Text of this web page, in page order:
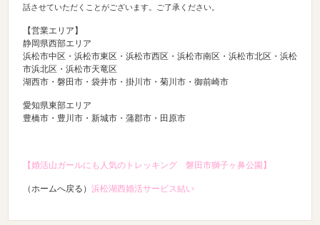
話させていただくことがございます。ご了承ください。
【営業エリア】
静岡県西部エリア
浜松市中区・浜松市東区・浜松市西区・浜松市南区・浜松市北区・浜松
市浜北区・浜松市天竜区
湖西市・磐田市・袋井市・掛川市・菊川市・御前崎市
愛知県東部エリア
豊橋市・豊川市・新城市・蒲郡市・田原市
【婚活山ガールにも人気のトレッキング 磐田市獅子ヶ鼻公園】
（ホームへ戻る）浜松湖西婚活サービス結い